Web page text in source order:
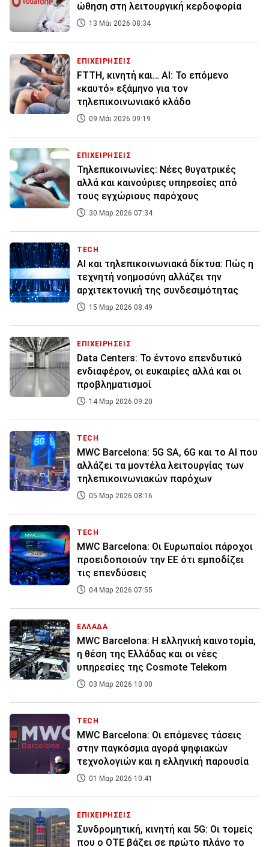
ώθηση στη λειτουργική κερδοφορία
13 Μάι 2026 08:34
ΕΠΙΧΕΙΡΗΣΕΙΣ
FTTH, κινητή και… ΑΙ: Το επόμενο
«καυτό» εξάμηνο για τον
τηλεπικοινωνιακό κλάδο
09 Μάι 2026 09:19
ΕΠΙΧΕΙΡΗΣΕΙΣ
Τηλεπικοινωνίες: Νέες θυγατρικές
αλλά και καινούριες υπηρεσίες από
τους εγχώριους παρόχους
30 Μαρ 2026 07:34
TECH
AI και τηλεπικοινωνιακά δίκτυα: Πώς η
τεχνητή νοημοσύνη αλλάζει την
αρχιτεκτονική της συνδεσιμότητας
15 Μαρ 2026 08:49
ΕΠΙΧΕΙΡΗΣΕΙΣ
Data Centers: Το έντονο επενδυτικό
ενδιαφέρον, οι ευκαιρίες αλλά και οι
προβληματισμοί
14 Μαρ 2026 09:20
TECH
MWC Barcelona: 5G SA, 6G και το ΑΙ που
αλλάζει τα μοντέλα λειτουργίας των
τηλεπικοινωνιακών παρόχων
05 Μαρ 2026 08:16
TECH
MWC Barcelona: Οι Ευρωπαίοι πάροχοι
προειδοποιούν την ΕΕ ότι εμποδίζει
τις επενδύσεις
04 Μαρ 2026 07:55
ΕΛΛΑΔΑ
MWC Barcelona: Η ελληνική καινοτομία,
η θέση της Ελλάδας και οι νέες
υπηρεσίες της Cosmote Telekom
03 Μαρ 2026 10:00
TECH
MWC Barcelona: Οι επόμενες τάσεις
στην παγκόσμια αγορά ψηφιακών
τεχνολογιών και η ελληνική παρουσία
01 Μαρ 2026 10:41
ΕΠΙΧΕΙΡΗΣΕΙΣ
Συνδρομητική, κινητή και 5G: Οι τομείς
που ο ΟΤΕ βάζει σε πρώτο πλάνο το